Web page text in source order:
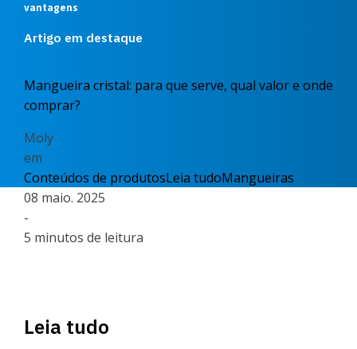
vantagens
Artigo em destaque
Mangueira cristal: para que serve, qual valor e onde
comprar?
Moly
em
Conteúdos de produtosLeia tudoMangueiras
08 maio. 2025
-
5 minutos de leitura
Leia tudo